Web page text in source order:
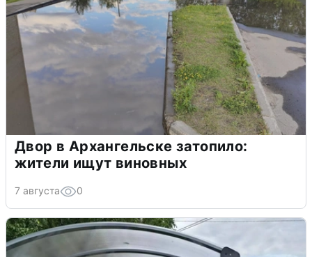
Двор в Архангельске затопило:
жители ищут виновных
7 августа 0